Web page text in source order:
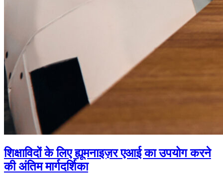
शिक्षाविदों के लिए ह्यूमनाइज़र एआई का उपयोग करने
की अंतिम मार्गदर्शिका